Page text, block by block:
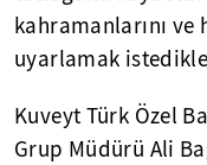
kahramanlarını
uyarlamak
Kuveyt Türk Özel
Grup Müdürü Ali